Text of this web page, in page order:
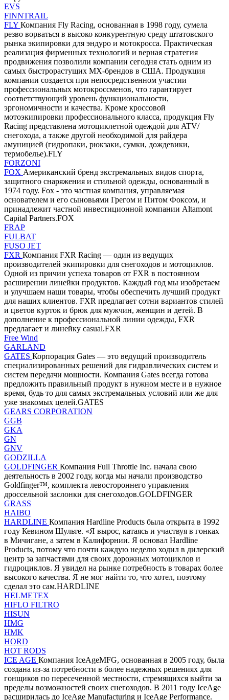
EVS
FINNTRAIL
FLY Компания Fly Racing, основанная в 1998 году, сумела
резво ворваться в высоко конкурентную среду штатовского
рынка экипировки для эндуро и мотокросса. Практическая
реализация фирменных технологий и верная стратегия
продвижения позволили компании сегодня стать одним из
самых быстрорастущих MX-брендов в США. Продукция
компании создается при непосредственном участии
профессиональных мотокроссменов, что гарантирует
соответствующий уровень функциональности,
эргономичности и качества. Кроме кроссовой
мотоэкипировки профессионального класса, продукция Fly
Racing представлена мотоциклетной одеждой для ATV/
снегохода, а также другой необходимой для райдера
амуницией (гидропаки, рюкзаки, сумки, дождевики,
термобелье).FLY
FORZONI
FOX Американский бренд экстремальных видов спорта,
защитного снаряжения и стильной одежды, основанный в
1974 году. Fox - это частная компания, управляемая
основателем и его сыновьями Грегом и Питом Фоксом, и
принадлежит частной инвестиционной компании Altamont
Capital Partners.FOX
FRAP
FULBAT
FUSO JET
FXR Компания FXR Racing — один из ведущих
производителей экипировки для снегоходов и мотоциклов.
Одной из причин успеха товаров от FXR в постоянном
расширении линейки продуктов. Каждый год мы изобретаем
и улучшаем наши товары, чтобы обеспечить лучший продукт
для наших клиентов. FXR предлагает сотни вариантов стилей
и цветов курток и брюк для мужчин, женщин и детей. В
дополнение к профессиональной линии одежды, FXR
предлагает и линейку casual.FXR
Free Wind
GARLAND
GATES Корпорация Gates — это ведущий производитель
специализированных решений для гидравлических систем и
систем передачи мощности. Компания Gates всегда готова
предложить правильный продукт в нужном месте и в нужное
время, будь то для самых экстремальных условий или же для
уже знакомых целей.GATES
GEARS CORPORATION
GGB
GKA
GN
GNV
GODZILLA
GOLDFINGER Компания Full Throttle Inc. начала свою
деятельность в 2002 году, когда мы начали производство
Goldfinger™, комплекта левостороннего управления
дроссельной заслонки для снегоходов.GOLDFINGER
GRASS
HAIBO
HARDLINE Компания Hardline Products была открыта в 1992
году Кевином Шульте. «Я вырос, катаясь и участвуя в гонках
в Мичигане, а затем в Калифорнии. Я основал Hardline
Products, потому что почти каждую неделю ходил в дилерский
центр за запчастями для своих дорожных мотоциклов и
гидроциклов. Я увидел на рынке потребность в товарах более
высокого качества. Я не мог найти то, что хотел, поэтому
сделал это сам.HARDLINE
HELMETEX
HIFLO FILTRO
HISUN
HMG
HMK
HORD
HOT RODS
ICE AGE Компания IceAgeMFG, основанная в 2005 году, была
создана из-за потребности в более надежных решениях для
гонщиков по пересеченной местности, стремящихся выйти за
пределы возможностей своих снегоходов. В 2011 году IceAge
расширилась до IceAge Manufacturing и IceAge Performance.